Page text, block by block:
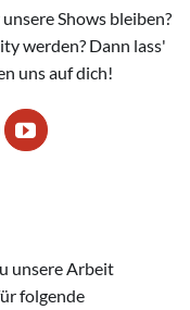
Shows bleiben?
werden? Dann lass'
uns auf dich!
unsere Arbeit
folgende